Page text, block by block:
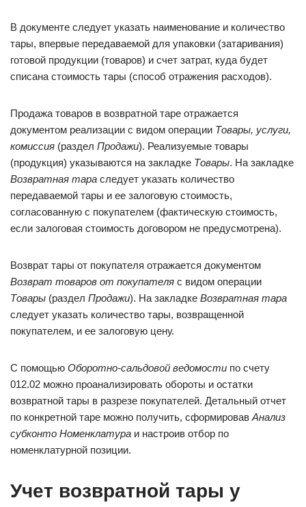
В документе следует указать наименование и количество
тары, впервые передаваемой для упаковки (затаривания)
готовой продукции (товаров) и счет затрат, куда будет
списана стоимость тары (способ отражения расходов).
Продажа товаров в возвратной таре отражается
документом реализации с видом операции Товары, услуги,
комиссия (раздел Продажи). Реализуемые товары
(продукция) указываются на закладке Товары. На закладке
Возвратная тара следует указать количество
передаваемой тары и ее залоговую стоимость,
согласованную с покупателем (фактическую стоимость,
если залоговая стоимость договором не предусмотрена).
Возврат тары от покупателя отражается документом
Возврат товаров от покупателя с видом операции
Товары (раздел Продажи). На закладке Возвратная тара
следует указать количество тары, возвращенной
покупателем, и ее залоговую цену.
С помощью Оборотно-сальдовой ведомости по счету
012.02 можно проанализировать обороты и остатки
возвратной тары в разрезе покупателей. Детальный отчет
по конкретной таре можно получить, сформировав Анализ
субконто Номенклатура и настроив отбор по
номенклатурной позиции.
Учет возвратной тары у